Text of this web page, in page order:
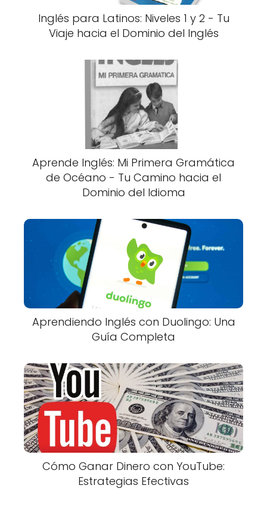
Inglés para Latinos: Niveles 1 y 2 - Tu
Viaje hacia el Dominio del Inglés
Aprende Inglés: Mi Primera Gramática
de Océano - Tu Camino hacia el
Dominio del Idioma
Aprendiendo Inglés con Duolingo: Una
Guía Completa
Cómo Ganar Dinero con YouTube:
Estrategias Efectivas